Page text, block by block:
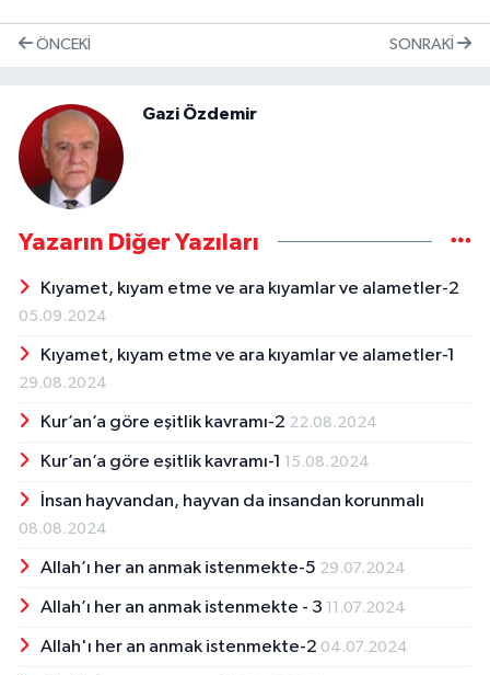
ÖNCEKI SONRAKI
Gazi Özdemir
Yazarın Diğer Yazıları
Kıyamet, kıyam etme ve ara kıyamlar ve alametler-2
05.09.2024
Kıyamet, kıyam etme ve ara kıyamlar ve alametler-1
29.08.2024
Kur’an’a göre eşitlik kavramı-2 22.08.2024
Kur’an’a göre eşitlik kavramı-1 15.08.2024
İnsan hayvandan, hayvan da insandan korunmalı
08.08.2024
Allah’ı her an anmak istenmekte-5 29.07.2024
Allah’ı her an anmak istenmekte - 3 11.07.2024
Allah'ı her an anmak istenmekte-2 04.07.2024